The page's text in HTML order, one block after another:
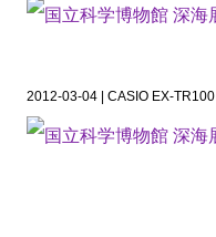
2012-03-04 | CASIO EX-TR100